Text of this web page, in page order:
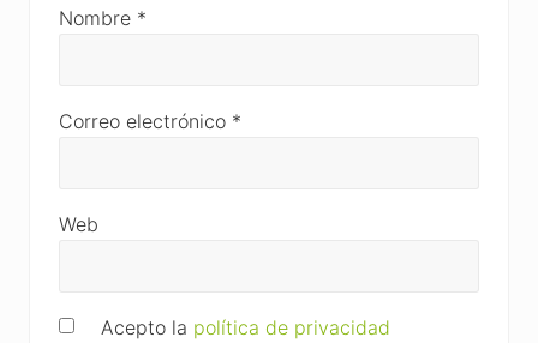
Nombre *
Correo electrónico *
Web
Acepto la política de privacidad